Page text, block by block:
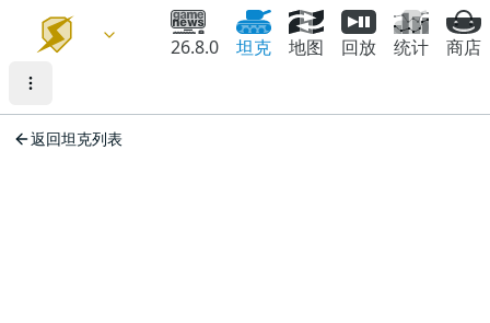
26.8.0 坦克 地图 回放 统计 商店
返回坦克列表